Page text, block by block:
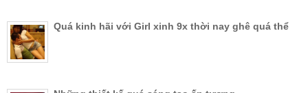
Quá kinh hãi với Girl xinh 9x thời nay ghê quá thể